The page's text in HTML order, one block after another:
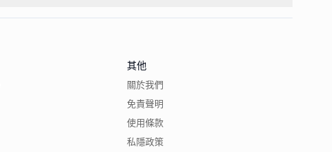
其他
關於我們
免責聲明
使用條款
私隱政策